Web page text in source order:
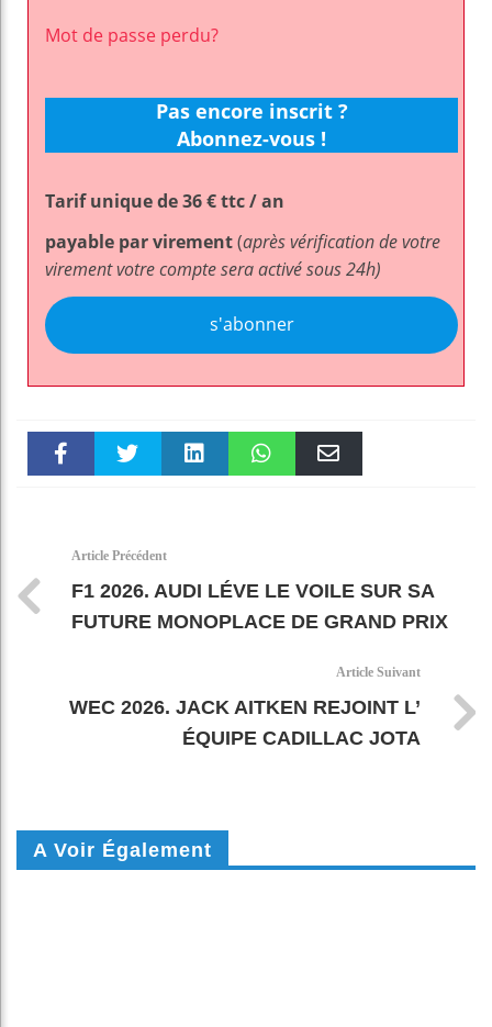
Mot de passe perdu?
Pas encore inscrit ?
Abonnez-vous !
Tarif unique de 36 € ttc / an
payable par virement(après vérification de votre
virement votre compte sera activé sous 24h)
s'abonner
Article Précédent
F1 2026. AUDI LÉVE LE VOILE SUR SA
FUTURE MONOPLACE DE GRAND PRIX
Article Suivant
WEC 2026. JACK AITKEN REJOINT L’
ÉQUIPE CADILLAC JOTA
A Voir Également